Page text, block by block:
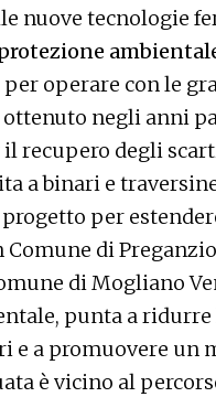
nuove tecnologie
operare con le
negli anni
recupero degli
a binari e
per
Comune di
di Mogliano
punta a
a promuovere un
è vicino al